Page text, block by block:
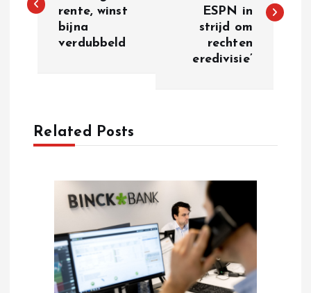
s
a
v
rente, winst
bijna
verdubbeld
ESPN in
strijd om
rechten
eredivisie’
Related Posts